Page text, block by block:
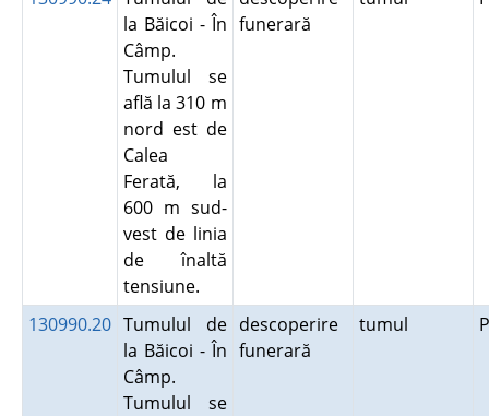
la Băicoi - În
Câmp.
Tumulul se
află la 310 m
nord est de
Calea
Ferată, la
600 m sud-
vest de linia
de înaltă
tensiune.
funerară
130990.20 Tumulul de
la Băicoi - În
Câmp.
Tumulul se
descoperire
funerară
tumul